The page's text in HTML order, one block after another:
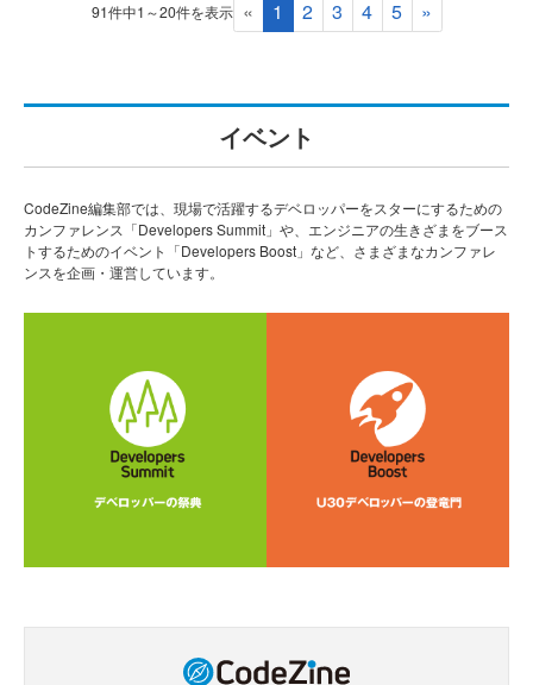
91件中1～20件を表示 « 1 2 3 4 5 »
イベント
CodeZine編集部では、現場で活躍するデベロッパーをスターにするための
カンファレンス「Developers Summit」や、エンジニアの生きざまをブース
トするためのイベント「Developers Boost」など、さまざまなカンファレ
ンスを企画・運営しています。